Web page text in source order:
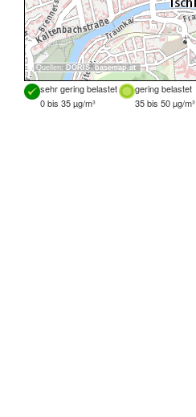
Quellen: DORIS, basemap.at
sehr gering belastet gering belastet
0 bis 35 µg/m³
35 bis 50 µg/m³